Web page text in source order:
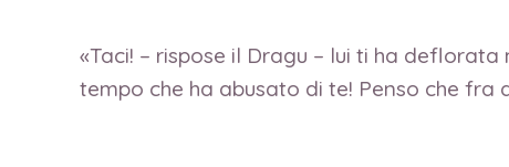
«Taci! – rispose il Dragu – lui ti ha
tempo che ha abusato di te! Penso che